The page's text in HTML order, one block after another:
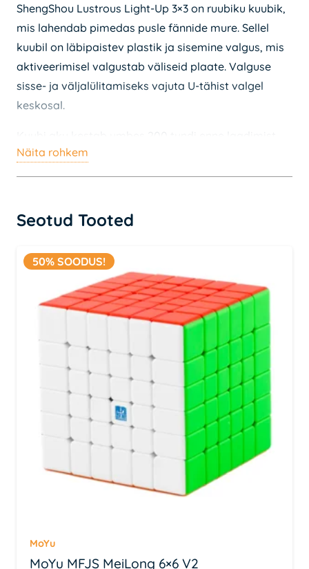
ShengShou Lustrous Light-Up 3×3 on ruubiku kuubik,
mis lahendab pimedas pusle fännide mure. Sellel
kuubil on läbipaistev plastik ja sisemine valgus, mis
aktiveerimisel valgustab väliseid plaate. Valguse
sisse- ja väljalülitamiseks vajuta U-tähist valgel
keskosal.
Komplektis on ka laadimiskaabel, et saaksid alati
valmis olla uueks mänguks.
Aku tööaeg kuni 200 tundi
Kaasas laadimiskaabel
Näita rohkem
Seotud Tooted
50% SOODUS!
MoYu
MoYu MFJS MeiLong 6×6 V2